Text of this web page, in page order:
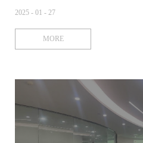
功
驗基地，順利完成了針對全尺寸特高壓
沫消防炮系統（簡稱“CAFS”）的真火
滅火能力。 該試驗是南消為確保
匯聚了國網消防技術中心、中國科學技
究所等權威機構領導，南消副總經理駱
術總工周平親臨現場指揮，充分體現了
性能的堅定信心。 試驗前，南消CAFS
段，確保了消防炮噴射狀態、流量、壓
2025 - 01 - 27
MORE